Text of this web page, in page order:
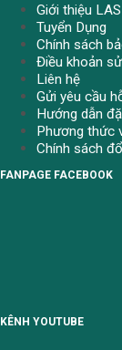
Giới thiệu
Tuyển Dụng
Chính sách
Điều khoản
Liên hệ
Gửi yêu cầu
Hướng dẫn
Phương thức
Chính sách
FANPAGE FACEBOOK
KÊNH YOUTUBE